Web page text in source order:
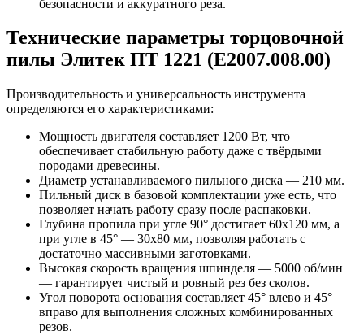
безопасности и аккуратного реза.
Технические параметры торцовочной
пилы Элитек ПТ 1221 (E2007.008.00)
Производительность и универсальность инструмента
определяются его характеристиками:
Мощность двигателя составляет 1200 Вт, что
обеспечивает стабильную работу даже с твёрдыми
породами древесины.
Диаметр устанавливаемого пильного диска — 210 мм.
Пильный диск в базовой комплектации уже есть, что
позволяет начать работу сразу после распаковки.
Глубина пропила при угле 90° достигает 60х120 мм, а
при угле в 45° — 30х80 мм, позволяя работать с
достаточно массивными заготовками.
Высокая скорость вращения шпинделя — 5000 об/мин
— гарантирует чистый и ровный рез без сколов.
Угол поворота основания составляет 45° влево и 45°
вправо для выполнения сложных комбинированных
резов.